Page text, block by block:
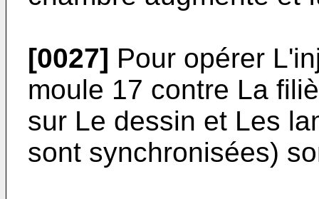
[0027] Pour opérer
moule 17 contre La
sur Le dessin et Les
sont synchronisées)